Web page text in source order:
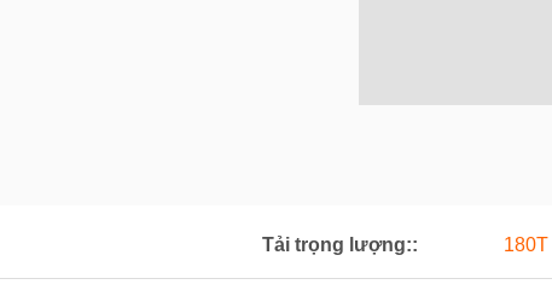
Tải trọng lượng:: 180T